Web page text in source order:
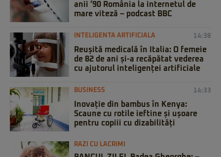
anii ’90 România la internetul de
mare viteză – podcast BBC
INTELIGENTA ARTIFICIALA 14:38
Reușită medicală în Italia: O femeie
de 82 de ani și-a recăpătat vederea
cu ajutorul inteligenței artificiale
BUSINESS 14:33
Inovație din bambus în Kenya:
Scaune cu rotile ieftine și ușoare
pentru copiii cu dizabilități
RAZI CU LACRIMI